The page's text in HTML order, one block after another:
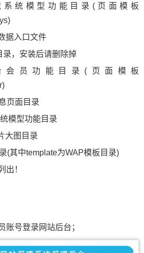
系统模型功能目录(页面模板
据入口文件
录，安装后请删除掉
会员功能目录(页面模板
页面目录
模型功能目录
大图目录
(其中template为WAP模板目录)
出！
账号登录网站后台；